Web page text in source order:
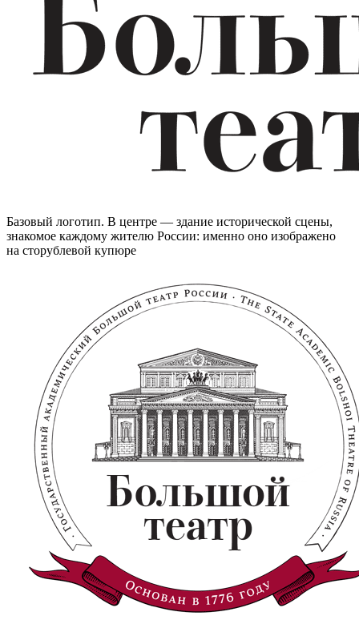
Базовый логотип. В центре — здание исторической сцены,
знакомое каждому жителю России: именно оно изображено
на сторублевой купюре